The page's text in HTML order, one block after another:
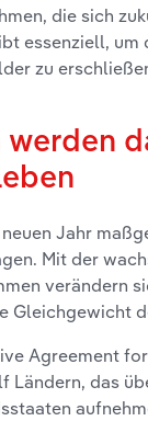
die sich
essenziell, um
zu
Jahr
Mit der
verändern
Gleichgewicht
Agreement
Ländern, das